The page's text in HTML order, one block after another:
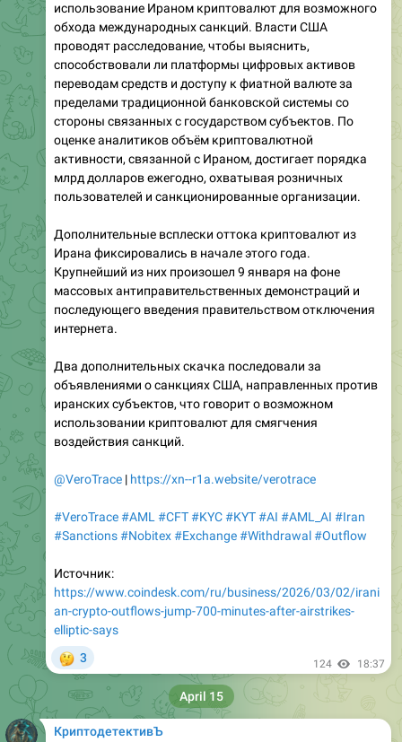
использование Ираном криптовалют для возможного
обхода международных санкций. Власти США
проводят расследование, чтобы выяснить,
способствовали ли платформы цифровых активов
переводам средств и доступу к фиатной валюте за
пределами традиционной банковской системы со
стороны связанных с государством субъектов. По
оценке аналитиков объём криптовалютной
активности, связанной с Ираном, достигает порядка
млрд долларов ежегодно, охватывая розничных
пользователей и санкционированные организации.
Дополнительные всплески оттока криптовалют из
Ирана фиксировались в начале этого года.
Крупнейший из них произошел 9 января на фоне
массовых антиправительственных демонстраций и
последующего введения правительством отключения
интернета.
Два дополнительных скачка последовали за
объявлениями о санкциях США, направленных против
иранских субъектов, что говорит о возможном
использовании криптовалют для смягчения
воздействия санкций.
@VeroTrace | https://xn--r1a.website/verotrace
#VeroTrace#AML #CFT#KYC#KYT#AI #AML_AI #Iran
#Sanctions#Nobitex#Exchange#Withdrawal#Outflow
Источник:
https://www.coindesk.com/ru/business/2026/03/02/irani
an-crypto-outflows-jump-700-minutes-after-airstrikes-
elliptic-says
3 124 18:37
КриптодетективЪ
April 15